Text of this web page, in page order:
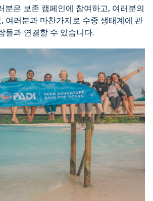
분은 보존 캠페인에 참여하고, 여러분의
여러분과 마찬가지로 수중 생태계에 관
들과 연결할 수 있습니다.